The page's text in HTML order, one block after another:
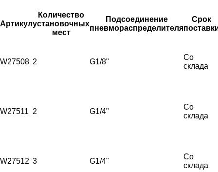
Артикул
Количество
установочных
мест
Подсоединение
пневмораспределителя
Срок
W27508 2 G1/8"
Со
склада
W27511 2 G1/4"
Со
склада
W27512 3 G1/4"
Со
склада